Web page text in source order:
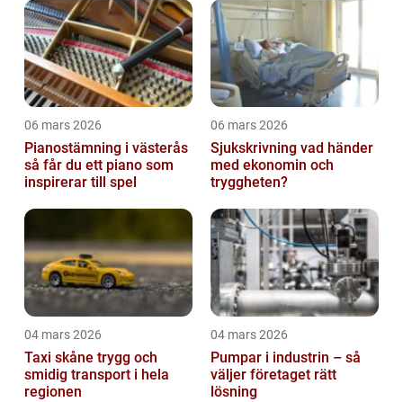
06 mars 2026
Pianostämning i västerås
så får du ett piano som
inspirerar till spel
06 mars 2026
Sjukskrivning vad händer
med ekonomin och
tryggheten?
04 mars 2026
Taxi skåne trygg och
smidig transport i hela
regionen
04 mars 2026
Pumpar i industrin – så
väljer företaget rätt
lösning